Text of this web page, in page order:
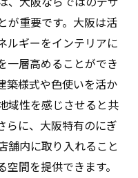
が重要です。大阪は活
ルギーをインテリアに
一層高めることができ
築様式や色使いを活か
域性を感じさせると共
らに、大阪特有のにぎ
舗内に取り入れること
間を提供できます。